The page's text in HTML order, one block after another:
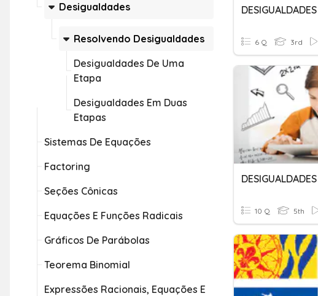
Desigualdades
Resolvendo Desigualdades
Desigualdades De Uma
Etapa
Desigualdades Em Duas
Etapas
Sistemas De Equações
Factoring
Seções Cônicas
Equações E Funções Radicais
Gráficos De Parábolas
Teorema Binomial
Expressões Racionais, Equações E
DESIGUALDADES
6 Q 3rd
DESIGUALDADES
10 Q 5th